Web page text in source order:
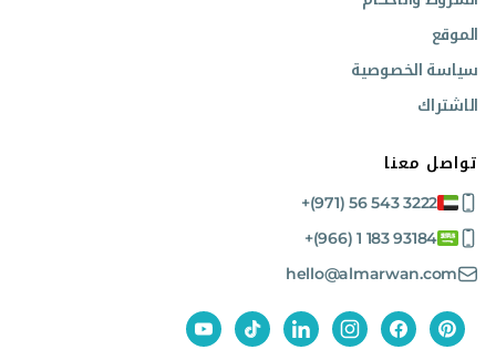
الموقع
سياسة الخصوصية
الاشتراك
تواصل معنا
+(971) 56 543 3222
+(966) 1 183 93184
hello@almarwan.com